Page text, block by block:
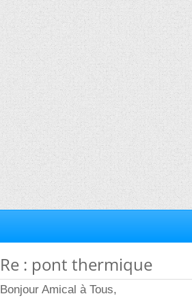
Re : pont thermique
Bonjour Amical à Tous,